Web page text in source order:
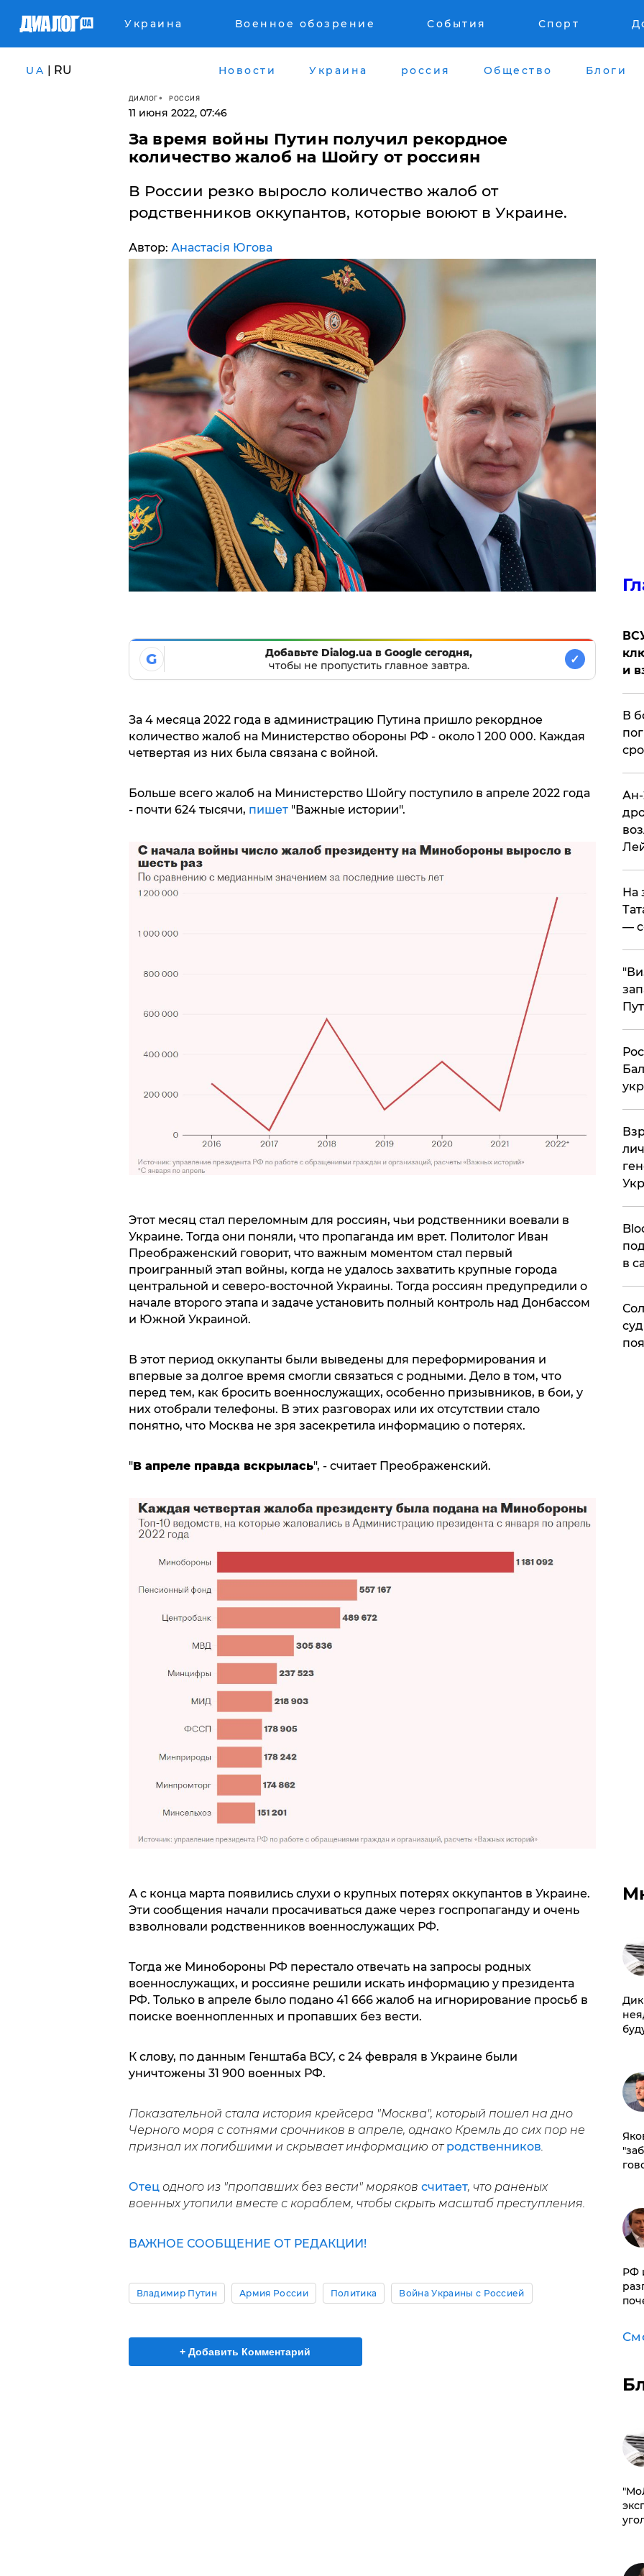
Украина Военное обозрение События Спорт
UA | RU Новости Украина россия Общество Блоги
ДИАЛОГ РОССИЯ
11 июня 2022, 07:46
За время войны Путин получил рекордное
количество жалоб на Шойгу от россиян
В России резко выросло количество жалоб от
родственников оккупантов, которые воюют в Украине.
Автор: Анастасія Югова
G
Добавьте Dialog.ua в Google сегодня,
чтобы не пропустить главное завтра.
✓
За 4 месяца 2022 года в администрацию Путина пришло рекордное
количество жалоб на Министерство обороны РФ - около 1 200 000. Каждая
четвертая из них была связана с войной.
Больше всего жалоб на Министерство Шойгу поступило в апреле 2022 года
- почти 624 тысячи, пишет "Важные истории".
Этот месяц стал переломным для россиян, чьи родственники воевали в
Украине. Тогда они поняли, что пропаганда им врет. Политолог Иван
Преображенский говорит, что важным моментом стал первый
проигранный этап войны, когда не удалось захватить крупные города
центральной и северо-восточной Украины. Тогда россиян предупредили о
начале второго этапа и задаче установить полный контроль над Донбассом
и Южной Украиной.
В этот период оккупанты были выведены для переформирования и
впервые за долгое время смогли связаться с родными. Дело в том, что
перед тем, как бросить военнослужащих, особенно призывников, в бои, у
них отобрали телефоны. В этих разговорах или их отсутствии стало
понятно, что Москва не зря засекретила информацию о потерях.
"В апреле правда вскрылась", - считает Преображенский.
А с конца марта появились слухи о крупных потерях оккупантов в Украине.
Эти сообщения начали просачиваться даже через госпропаганду и очень
взволновали родственников военнослужащих РФ.
Тогда же Минобороны РФ перестало отвечать на запросы родных
военнослужащих, и россияне решили искать информацию у президента
РФ. Только в апреле было подано 41 666 жалоб на игнорирование просьб в
поиске военнопленных и пропавших без вести.
К слову, по данным Генштаба ВСУ, с 24 февраля в Украине были
уничтожены 31 900 военных РФ.
Показательной стала история крейсера "Москва", который пошел на дно
Черного моря с сотнями срочников в апреле, однако Кремль до сих пор не
признал их погибшими и скрывает информацию от родственников
Отец одного из "пропавших без вести" моряков считает, что раненых
военных утопили вместе с кораблем, чтобы скрыть масштаб преступления.
ВАЖНОЕ СООБЩЕНИЕ ОТ РЕДАКЦИИ!
Владимир Путин Армия России Политика Война Украины с Россией
+ Добавить Комментарий
и
В
Ан-
На
—
в
РФ